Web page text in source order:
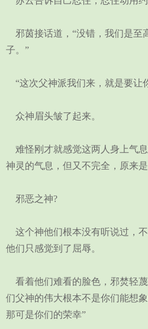
邪茵接话道，“没错，我们是至
子。”
“这次父神派我们来，就是要让
众神眉头皱了起来。
难怪刚才就感觉这两人身上气
神灵的气息，但又不完全，原来是
邪恶之神?
这个神他们根本没有听说过，不
他们只感觉到了屈辱。
看着他们难看的脸色，邪焚轻
们父神的伟大根本不是你们能想
那可是你们的荣幸”